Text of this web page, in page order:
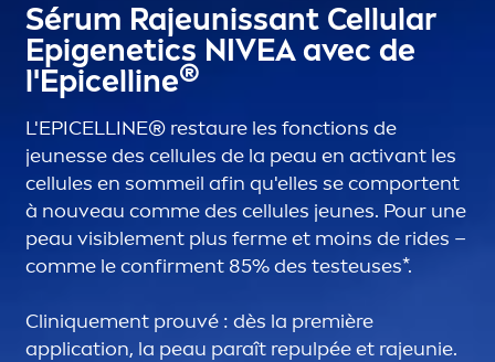
Sérum Rajeunissant Cellular
Epigenetics NIVEAavec de
l'Epicelline®
L'EPICELLINE® restaure les fonctions de
jeunesse des cellules de la peau en activant les
cellules en sommeil afin qu'elles se comportent
à nouveau comme des cellules jeunes. Pour une
peau visiblement plus ferme et moins de rides –
comme le confirment 85% des testeuses*.
Cliniquement prouvé : dès la première
application, la peau paraît repulpée et rajeunie.